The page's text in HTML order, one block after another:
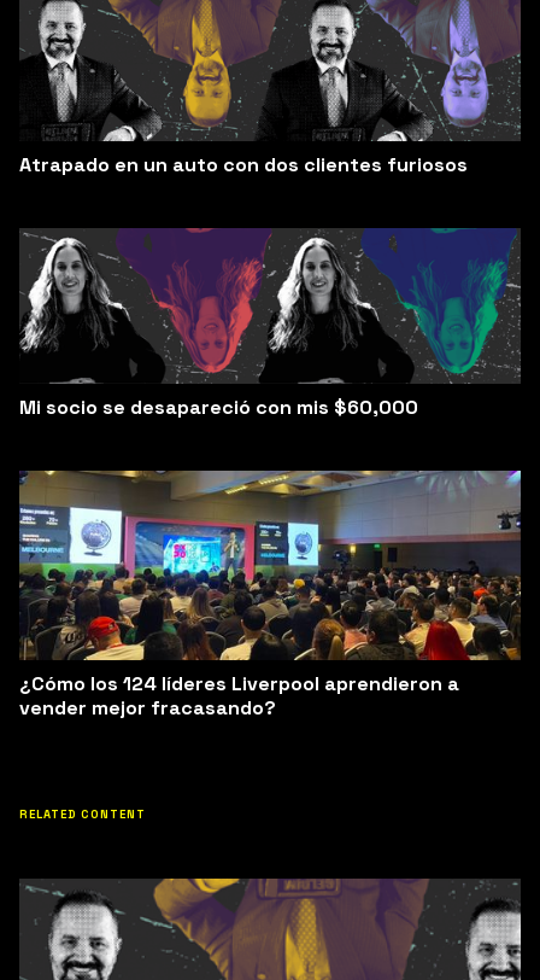
Atrapado en un auto con dos clientes furiosos
Mi socio se desapareció con mis $60,000
¿Cómo los 124 líderes Liverpool aprendieron a
vender mejor fracasando?
RELATED CONTENT